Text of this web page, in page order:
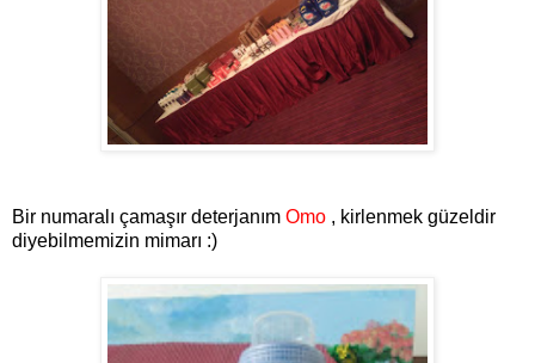
Bir numaralı çamaşır deterjanım Omo , kirlenmek güzeldir
diyebilmemizin mimarı :)